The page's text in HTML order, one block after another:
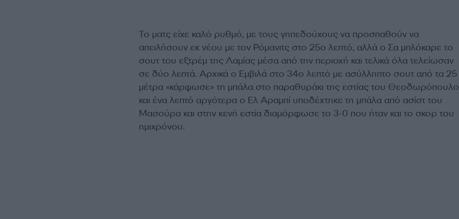
Το ματς είχε καλό ρυθμό, με τους γηπεδούχους να προσπαθούν να
απειλήσουν εκ νέου με τον Ρόμανιτς στο 25ο λεπτό, αλλά ο Σα μπλόκαρε το
σουτ του εξτρέμ της Λαμίας μέσα από την περιοχή και τελικά όλα τελείωσαν
σε δύο λεπτά. Αρχικά ο Εμβιλά στο 34ο λεπτό με ασύλληπτο σουτ από τα 25
μέτρα «κάρφωσε» τη μπάλα στο παραθυράκι της εστίας του Θεοδωρόπουλο
και ένα λεπτό αργότερα ο Ελ Αραμπί υποδέχτηκε τη μπάλα από ασίστ του
Μασούρα και στην κενή εστία διαμόρφωσε το 3-0 που ήταν και το σκορ του
ημιχρόνου.